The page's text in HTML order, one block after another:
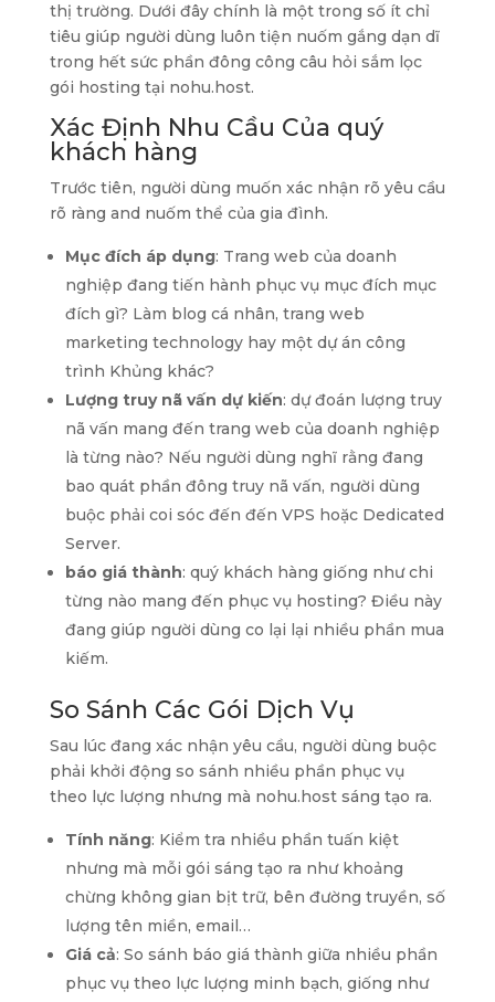
thị trường. Dưới đây chính là một trong số ít chỉ
tiêu giúp người dùng luôn tiện nuốm gắng dạn dĩ
trong hết sức phần đông công câu hỏi sắm lọc
gói hosting tại nohu.host.
Xác Định Nhu Cầu Của quý
khách hàng
Trước tiên, người dùng muốn xác nhận rõ yêu cầu
rõ ràng and nuốm thể của gia đình.
Mục đích áp dụng: Trang web của doanh
nghiệp đang tiến hành phục vụ mục đích mục
đích gì? Làm blog cá nhân, trang web
marketing technology hay một dự án công
trình Khủng khác?
Lượng truy nã vấn dự kiến: dự đoán lượng truy
nã vấn mang đến trang web của doanh nghiệp
là từng nào? Nếu người dùng nghĩ rằng đang
bao quát phần đông truy nã vấn, người dùng
buộc phải coi sóc đến đến VPS hoặc Dedicated
Server.
báo giá thành: quý khách hàng giống như chi
từng nào mang đến phục vụ hosting? Điều này
đang giúp người dùng co lại lại nhiều phần mua
kiếm.
So Sánh Các Gói Dịch Vụ
Sau lúc đang xác nhận yêu cầu, người dùng buộc
phải khởi động so sánh nhiều phần phục vụ
theo lực lượng nhưng mà nohu.host sáng tạo ra.
Tính năng: Kiểm tra nhiều phần tuấn kiệt
nhưng mà mỗi gói sáng tạo ra như khoảng
chừng không gian bịt trữ, bên đường truyền, số
lượng tên miền, email…
Giá cả: So sánh báo giá thành giữa nhiều phần
phục vụ theo lực lượng minh bạch, giống như